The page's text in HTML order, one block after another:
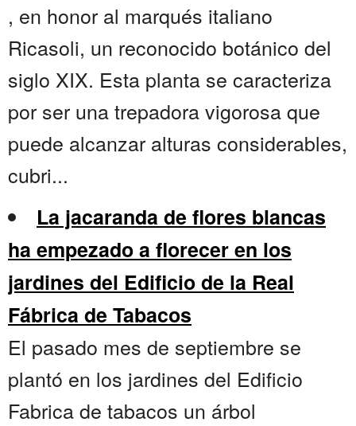
, en honor al marqués italiano
Ricasoli, un reconocido botánico del
siglo XIX. Esta planta se caracteriza
por ser una trepadora vigorosa que
puede alcanzar alturas considerables,
cubri...
La jacaranda de flores blancas
ha empezado a florecer en los
jardines del Edificio de la Real
Fábrica de Tabacos
El pasado mes de septiembre se
plantó en los jardines del Edificio
Fabrica de tabacos un árbol